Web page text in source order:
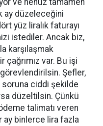
ve henüz tamamen
ay düzeleceğini
yüz liralık faturayı
istediler. Ancak biz,
karşılaşmak
var. Bu işi
Şefler,
ciddi şekilde
düzeltilsin. Çünkü
talimatı veren
ay binlerce lira fazla